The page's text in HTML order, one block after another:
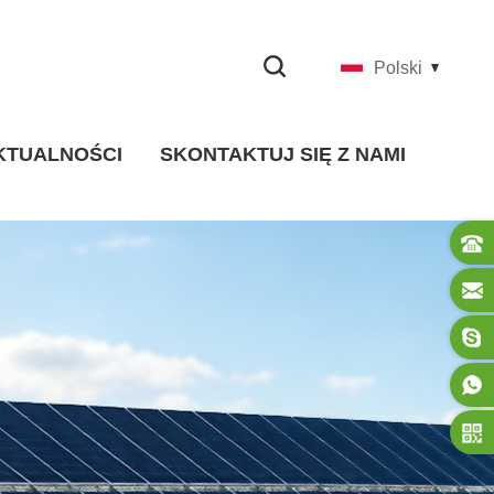
Polski
SKONTAKTUJ SIĘ Z NAMI